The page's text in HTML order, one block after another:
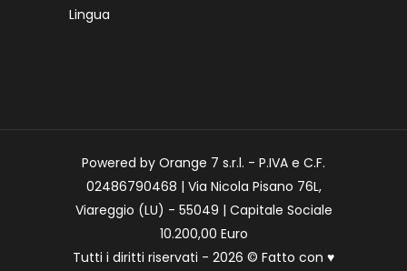
Lingua
Powered by Orange 7 s.r.l. - P.IVA e C.F.
02486790468 | Via Nicola Pisano 76L,
Viareggio (LU) - 55049 | Capitale Sociale
10.200,00 Euro
Tutti i diritti riservati - 2026 © Fatto con ♥